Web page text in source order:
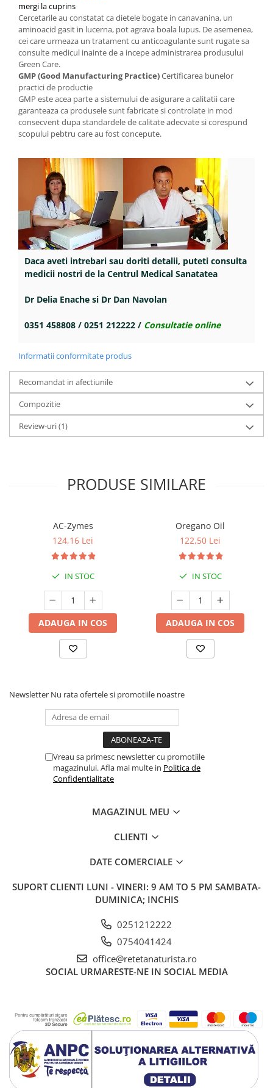
mergi la cuprins
Cercetarile au constatat ca dietele bogate in canavanina, un
aminoacid gasit in lucerna, pot agrava boala lupus. De asemenea,
cei care urmeaza un tratament cu anticoagulante sunt rugate sa
consulte medicul inainte de a incepe administrarea produsului
Green Care.
GMP (Good Manufacturing Practice)Certificarea bunelor
practici de productie
GMP este acea parte a sistemului de asigurare a calitatii care
garanteaza ca produsele sunt fabricate si controlate in mod
consecvent dupa standardele de calitate adecvate si corespund
scopului pebtru care au fost concepute.
Daca aveti intrebari sau doriti detalii, puteti consulta
medicii nostri de la Centrul Medical Sanatatea
Dr Delia Enache si Dr Dan Navolan
0351 458808 / 0251 212222 / Consultatie online
Informatii conformitate produs
Recomandat in afectiunile
Compozitie
Review-uri(1)
PRODUSE SIMILARE
AC-Zymes
124,16 Lei
IN STOC
ADAUGA IN COS
Oregano Oil
122,50 Lei
IN STOC
ADAUGA IN COS
Newsletter Nu rata ofertele si promotiile noastre
Vreau sa primesc newsletter cu promotiile
magazinului. Afla mai multe in Politica de
Confidentialitate
MAGAZINUL MEU
CLIENTI
DATE COMERCIALE
SUPORT CLIENTI LUNI - VINERI: 9 AM TO 5 PM SAMBATA-
DUMINICA; INCHIS
0251212222
0754041424
office@retetanaturista.ro
SOCIAL URMARESTE-NE IN SOCIAL MEDIA